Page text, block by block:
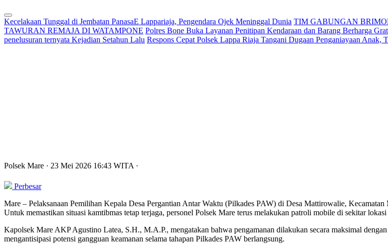
Kecelakaan Tunggal di Jembatan PanasaE Lappariaja, Pengendara Ojek Meninggal Dunia TIM GABUNGAN
TAWURAN REMAJA DI WATAMPONE Polres Bone Buka Layanan Penitipan Kendaraan dan Barang Berharga
penelusuran ternyata Kejadian Setahun Lalu Respons Cepat Polsek Lappa Riaja Tangani Dugaan Penganiayaan Anak,
Polsek Mare · 23 Mei 2026 16:43 WITA ·
Perbesar
Mare – Pelaksanaan Pemilihan Kepala Desa Pergantian Antar Waktu (Pilkades PAW) di Desa Mattirowalie,
Untuk memastikan situasi kamtibmas tetap terjaga, personel Polsek Mare terus melakukan patroli mobile di sekitar
Kapolsek Mare AKP Agustino Latea, S.H., M.A.P., mengatakan bahwa pengamanan dilakukan secara maksimal
mengantisipasi potensi gangguan keamanan selama tahapan Pilkades PAW berlangsung.